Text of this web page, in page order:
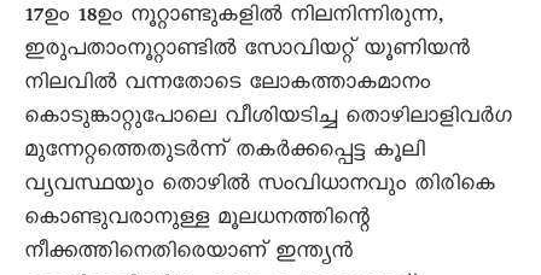
17ഉം 18ഉം നൂറ്റാണ്ടുകളിൽ നിലനിന്നിരുന്ന,
ഇരുപതാംനൂറ്റാണ്ടിൽ സോവിയറ്റ് യൂണിയൻ
നിലവിൽ വന്നതോടെ ലോകത്താകമാനം
കൊടുങ്കാറ്റുപോലെ വീശിയടിച്ച തൊഴിലാളിവർഗ
മുന്നേറ്റത്തെതുടർന്ന് തകർക്കപ്പെട്ട കൂലി
വ്യവസ്ഥയും തൊഴിൽ സംവിധാനവും തിരികെ
കൊണ്ടുവരാനുള്ള മൂലധനത്തിന്റെ
നീക്കത്തിനെതിരെയാണ് ഇന്ത്യൻ